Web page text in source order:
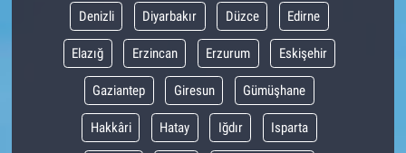
Denizli Diyarbakır Düzce Edirne
Elazığ Erzincan Erzurum Eskişehir
Gaziantep Giresun Gümüşhane
Hakkâri Hatay Iğdır Isparta